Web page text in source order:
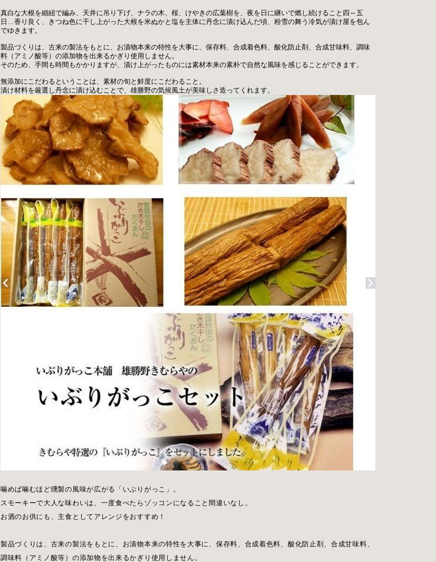
真白な大根を細紐で編み、天井に吊り下げ、ナラの木、桜、けやきの広葉樹を、夜を日に継いで燃し続けること四～五
日…香り良く、きつね色に干し上がった大根を米ぬかと塩を主体に丹念に漬け込んだ頃、粉雪の舞う冷気が漬け屋を包ん
でゆきます。
製品づくりは、古来の製法をもとに、お漬物本来の特性を大事に、保存料、合成着色料、酸化防止剤、合成甘味料、調味
料（アミノ酸等）の添加物を出来るかぎり使用しません。
そのため、手間も時間もかかりますが、漬け上がったものには素材本来の素朴で自然な風味を感じることができます。
無添加にこだわるということは、素材の旬と鮮度にこだわること。
漬け材料を厳選し丹念に漬け込むことで、雄勝野の気候風土が美味しさ造ってくれます。
噛めば噛むほど燻製の風味が広がる「いぶりがっこ」。
スモーキーで大人な味わいは、一度食べたらゾッコンになること間違いなし。
お酒のお供にも、主食としてアレンジをおすすめ！
製品づくりは、古来の製法をもとに、お漬物本来の特性を大事に、保存料、合成着色料、酸化防止剤、合成甘味料、
調味料（アミノ酸等）の添加物を出来るかぎり使用しません。